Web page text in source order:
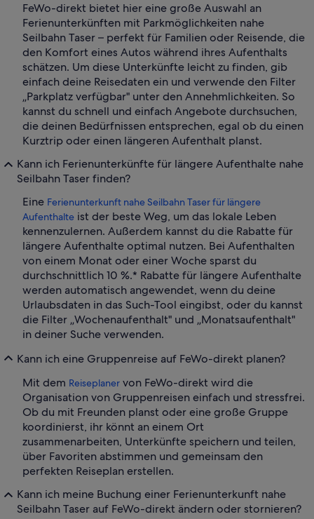
FeWo-direkt bietet hier eine große Auswahl an
Ferienunterkünften mit Parkmöglichkeiten nahe
Seilbahn Taser – perfekt für Familien oder Reisende, die
den Komfort eines Autos während ihres Aufenthalts
schätzen. Um diese Unterkünfte leicht zu finden, gib
einfach deine Reisedaten ein und verwende den Filter
„Parkplatz verfügbar" unter den Annehmlichkeiten. So
kannst du schnell und einfach Angebote durchsuchen,
die deinen Bedürfnissen entsprechen, egal ob du einen
Kurztrip oder einen längeren Aufenthalt planst.
Kann ich Ferienunterkünfte für längere Aufenthalte nahe
Seilbahn Taser finden?
Eine Ferienunterkunft nahe Seilbahn Taser für längere
Aufenthalte ist der beste Weg, um das lokale Leben
kennenzulernen. Außerdem kannst du die Rabatte für
längere Aufenthalte optimal nutzen. Bei Aufenthalten
von einem Monat oder einer Woche sparst du
durchschnittlich 10 %.* Rabatte für längere Aufenthalte
werden automatisch angewendet, wenn du deine
Urlaubsdaten in das Such-Tool eingibst, oder du kannst
die Filter „Wochenaufenthalt" und „Monatsaufenthalt"
in deiner Suche verwenden.
Kann ich eine Gruppenreise auf FeWo-direkt planen?
Mit dem Reiseplaner von FeWo-direkt wird die
Organisation von Gruppenreisen einfach und stressfrei.
Ob du mit Freunden planst oder eine große Gruppe
koordinierst, ihr könnt an einem Ort
zusammenarbeiten, Unterkünfte speichern und teilen,
über Favoriten abstimmen und gemeinsam den
perfekten Reiseplan erstellen.
Kann ich meine Buchung einer Ferienunterkunft nahe
Seilbahn Taser auf FeWo-direkt ändern oder stornieren?